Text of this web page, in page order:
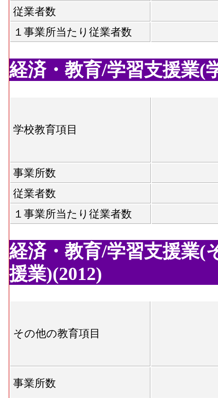
従業者数
１事業所当たり従業者数
経済・教育/学習支援業(
学校教育項目
事業所数
従業者数
１事業所当たり従業者数
経済・教育/学習支援業(
援業)(2012)
その他の教育項目
事業所数